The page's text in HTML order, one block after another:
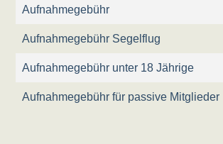
Aufnahmegebühr
Aufnahmegebühr Segelflug
Aufnahmegebühr unter 18 Jährige
Aufnahmegebühr für passive Mitglieder